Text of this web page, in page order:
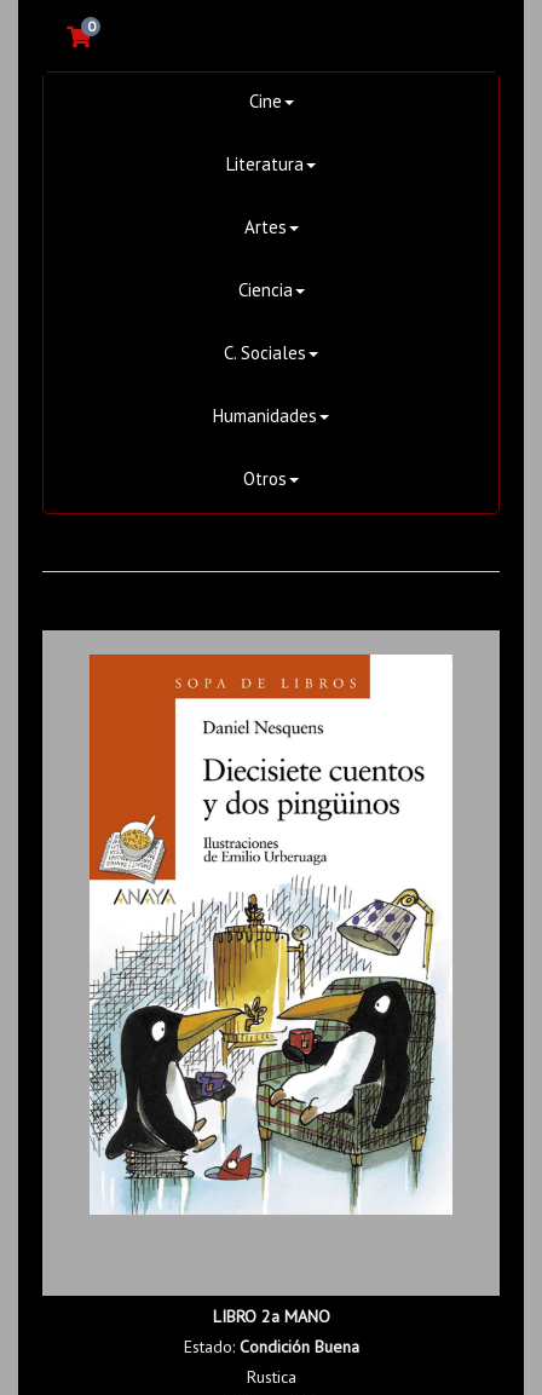
0
Cine
Literatura
Artes
Ciencia
C. Sociales
Humanidades
Otros
LIBRO 2a MANO
Estado: Condición Buena
Rustica